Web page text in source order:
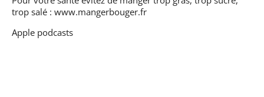
trop salé : www.mangerbouger.fr
Apple podcasts